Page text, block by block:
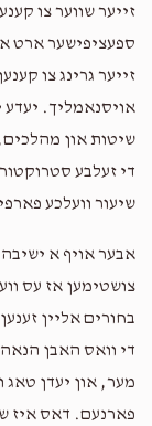
זייער שווער צו
ספעציפישער ארט
זייער גרינג צו
אויסנאמליך. יעדע
שיטות און מהלכים,
די זעלבע
שיעור וועלכע
אבער אויף א ישיבה
צושטימען אז עס
בחורים אליין
די וואס האבן
מער, און יעדן טאג
פארנעם. דאס איז